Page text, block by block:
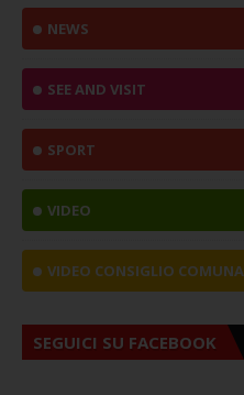
NEWS
SEE AND VISIT
SPORT
VIDEO
VIDEO CONSIGLIO
SEGUICI SU FACEBOOK